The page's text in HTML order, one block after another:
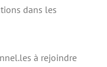
dans les
à rejoindre